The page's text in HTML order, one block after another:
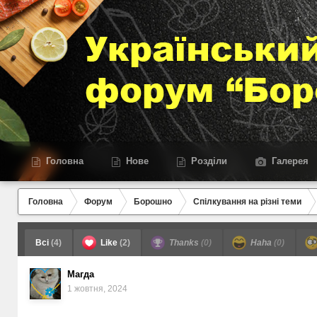
Головна Нове Розділи Галерея
Головна Форум Борошно Спілкування на різні теми
Всі (4) Like (2) Thanks (0) Haha (0)
Магда
1 жовтня, 2024